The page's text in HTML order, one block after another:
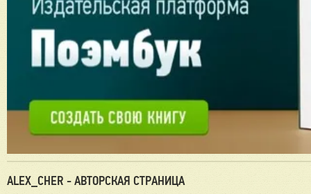
ALEX_CHER - АВТОРСКАЯ СТРАНИЦА